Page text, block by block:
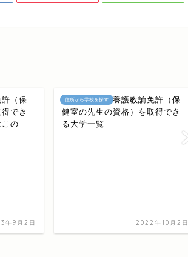
（保
でき
の
年9月2日
住所から学校を探す
宮城県にある養護教諭免許（保
健室の先生の資格）を取得でき
る大学一覧
2022年10月2日